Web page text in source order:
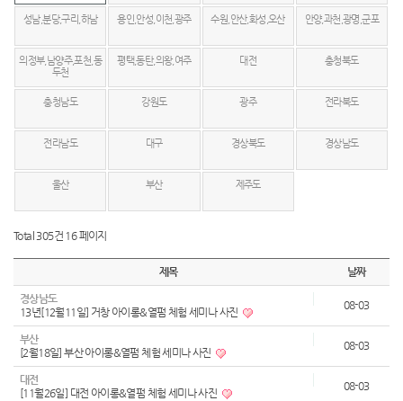
성남,분당,구리,하남 용인,안성,이천,광주 수원,안산,화성,오산 안양,과천,광명,군포
의정부,남양주,포천,동
두천
평택,동탄,의왕,여주 대전 충청북도
충청남도 강원도 광주 전라북도
전라남도 대구 경상북도 경상남도
울산 부산 제주도
Total 305건 16 페이지
제목 날짜
경상남도
13년[12월11일] 거창 아이롱&열펌 체험 세미나 사진
08-03
부산
[2월18일] 부산 아이롱&열펌 체험 세미나 사진
08-03
대전
[11월26일] 대전 아이롱&열펌 체험 세미나 사진
08-03